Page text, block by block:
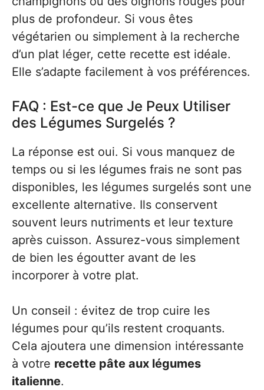
plus de profondeur. Si vous êtes
végétarien ou simplement à la recherche
d’un plat léger, cette recette est idéale.
Elle s’adapte facilement à vos préférences.
FAQ : Est-ce que Je Peux Utiliser
des Légumes Surgelés ?
La réponse est oui. Si vous manquez de
temps ou si les légumes frais ne sont pas
disponibles, les légumes surgelés sont une
excellente alternative. Ils conservent
souvent leurs nutriments et leur texture
après cuisson. Assurez-vous simplement
de bien les égoutter avant de les
incorporer à votre plat.
Un conseil : évitez de trop cuire les
légumes pour qu’ils restent croquants.
Cela ajoutera une dimension intéressante
à votre recette pâte aux légumes
italienne.